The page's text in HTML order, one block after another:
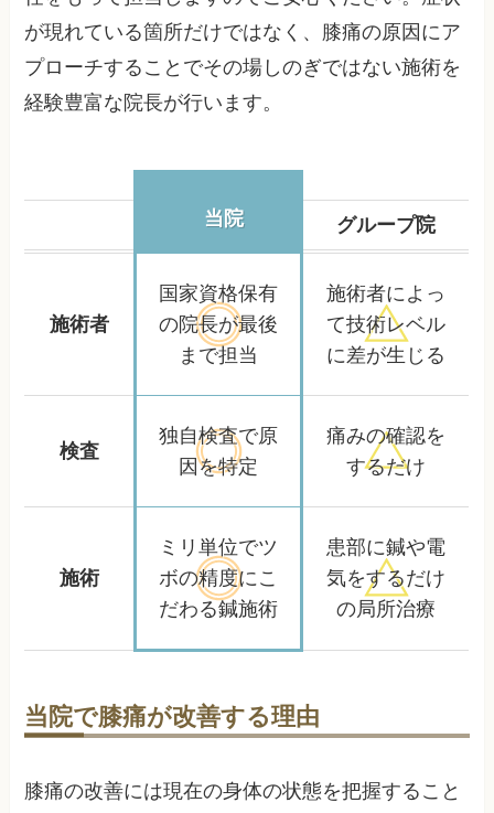
が現れている箇所だけではなく、膝痛の原因にア
プローチすることでその場しのぎではない施術を
経験豊富な院長が行います。
当院 グループ院
施術者
国家資格保有
の院長が最後
まで担当
施術者によっ
て技術レベル
に差が生じる
検査
独自検査で原
因を特定
痛みの確認を
するだけ
施術
ミリ単位でツ
ボの精度にこ
だわる鍼施術
患部に鍼や電
気をするだけ
の局所治療
当院で膝痛が改善する理由
膝痛の改善には現在の身体の状態を把握すること